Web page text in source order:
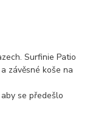
Surfinie Patio
závěsné koše na
se předešlo